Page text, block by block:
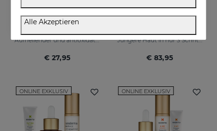
Aufhellender und antioxidativer Beauty-Mist
€ 27,95
Jüngere Haut in nur 3 Schritten
€ 83,95
ONLINE EXKLUSIV ONLINE EXKLUSIV
Alle Akzeptieren